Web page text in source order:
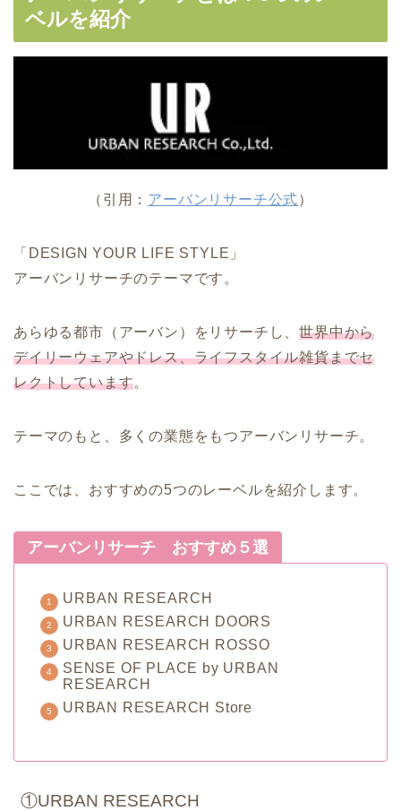
ベルを紹介
（引用： アーバンリサーチ公式）
「DESIGN YOUR LIFE STYLE」
アーバンリサーチのテーマです。
あらゆる都市（アーバン）をリサーチし、世界中から
デイリーウェアやドレス、ライフスタイル雑貨までセ
レクトしています。
テーマのもと、多くの業態をもつアーバンリサーチ。
ここでは、おすすめの5つのレーベルを紹介します。
アーバンリサーチ おすすめ５選
URBAN RESEARCH
URBAN RESEARCH DOORS
URBAN RESEARCH ROSSO
SENSE OF PLACE by URBAN
RESEARCH
URBAN RESEARCH Store
①URBAN RESEARCH